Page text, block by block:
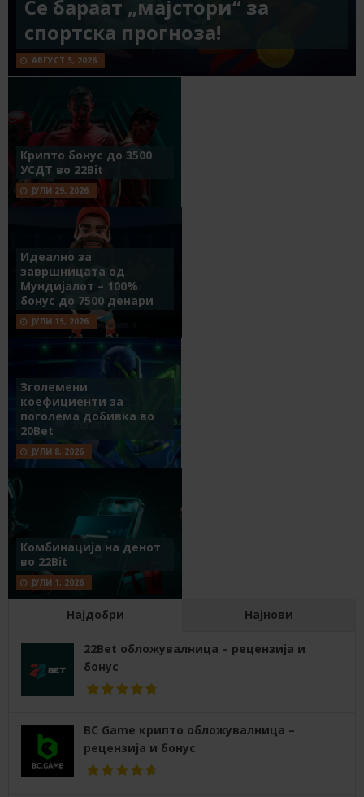
Се бараат „мајстори“ за
спортска прогноза!
АВГУСТ 5, 2026
Крипто бонус до 3500
УСДТ во 22Bit
ЈУЛИ 29, 2026
Идеално за
завршницата од
Мундијалот – 100%
бонус до 7500 денари
ЈУЛИ 15, 2026
Зголемени
коефициенти за
поголема добивка во
20Bet
ЈУЛИ 8, 2026
Комбинација на денот
во 22Bit
ЈУЛИ 1, 2026
Најдобри Најнови
22Bet обложувалница – рецензија и
бонус
BC Game крипто обложувалница –
рецензија и бонус